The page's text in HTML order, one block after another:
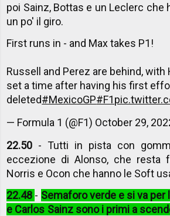
poi Sainz, Bottas e un Leclerc che
un po' il giro.
First runs in - and Max takes P1!
Russell and Perez are behind,
set a time after having his first
deleted#MexicoGP#F1
— Formula 1 (@F1) October 29,
22.50 - Tutti in pista con
eccezione di Alonso, che resta
Norris e Ocon che hanno le Soft
22.48 - Semaforo verde e si va per
e Carlos Sainz sono i primi a